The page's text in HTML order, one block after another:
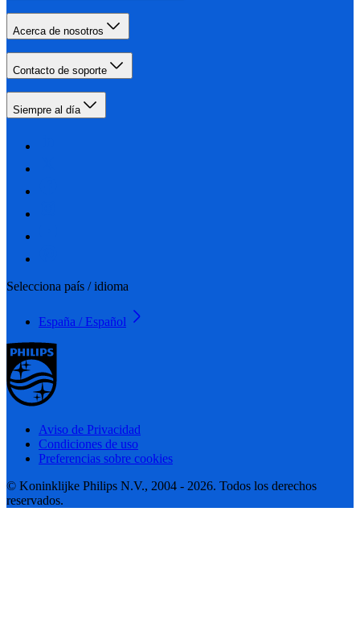
Acerca de nosotros
Contacto de soporte
Siempre al día
Selecciona país / idioma
España / Español
Aviso de Privacidad
Condiciones de uso
Preferencias sobre cookies
© Koninklijke Philips N.V., 2004 - 2026. Todos los derechos
reservados.